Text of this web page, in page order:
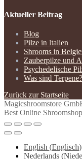
Aktueller Beitrag
Blog
Pilze in Italien
Shrooms in
Zauberpilze und
Psychedelische
Was sind Terpene?
Zurück zur Startseite
Magicshroomstore
Best Online
English (Englisch)
Nederlands (